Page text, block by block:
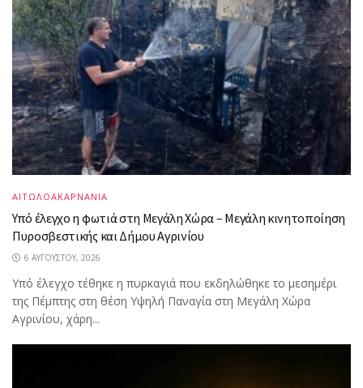
ΑΙΤΩΛΟΑΚΑΡΝΑΝΙΑ
Υπό έλεγχο η φωτιά στη Μεγάλη Χώρα – Μεγάλη κινητοποίηση
Πυροσβεστικής και Δήμου Αγρινίου
6 ΑΥΓΟΎΣΤΟΥ, 2026
Υπό έλεγχο τέθηκε η πυρκαγιά που εκδηλώθηκε το μεσημέρι
της Πέμπτης στη θέση Υψηλή Παναγία στη Μεγάλη Χώρα
Αγρινίου, χάρη...